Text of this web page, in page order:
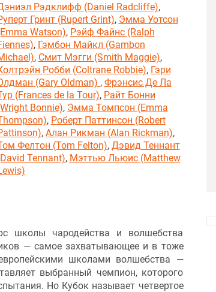
Рэдклифф (Daniel Radcliffe),
Гринт (Rupert Grint), Эмма Уотсон
Watson), Рэйф Файнс (Ralph
, Гэмбон Майкл (Gambon
, Смит Мэгги (Smith Maggie),
Робби (Coltrane Robbie), Гэри
(Gary Oldman) , Фрэнсис Де Ла
(Frances de la Tour), Райт Бонни
Bonnie), Эмма Томпсон (Emma
, Роберт Паттинсон (Robert
, Алан Рикман (Alan Rickman),
Фелтон (Tom Felton), Дэвид Теннант
Tennant), Мэттью Льюис (Matthew
школы чародейства и волшебства
— самое захватывающее и в тоже
школами волшебства —
выбранный чемпион, которого
Но Кубок называет четвертое